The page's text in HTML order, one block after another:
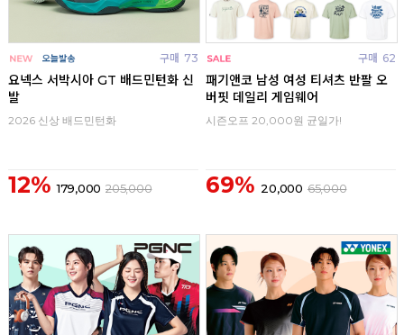
구매 73
요넥스 서박시아 GT 배드민턴화 신
발
2026 신상 배드민턴화
12% 179,000 205,000
구매 62
패기앤코 남성 여성 티셔츠 반팔 오
버핏 데일리 게임웨어
시즌오프 20,000원 균일가!
69% 20,000 65,000